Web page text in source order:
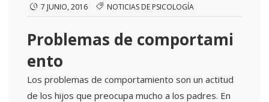
7 JUNIO, 2016 NOTICIAS DE PSICOLOGÍA
Problemas de comportami
ento
Los problemas de comportamiento son un actitud
de los hijos que preocupa mucho a los padres. En